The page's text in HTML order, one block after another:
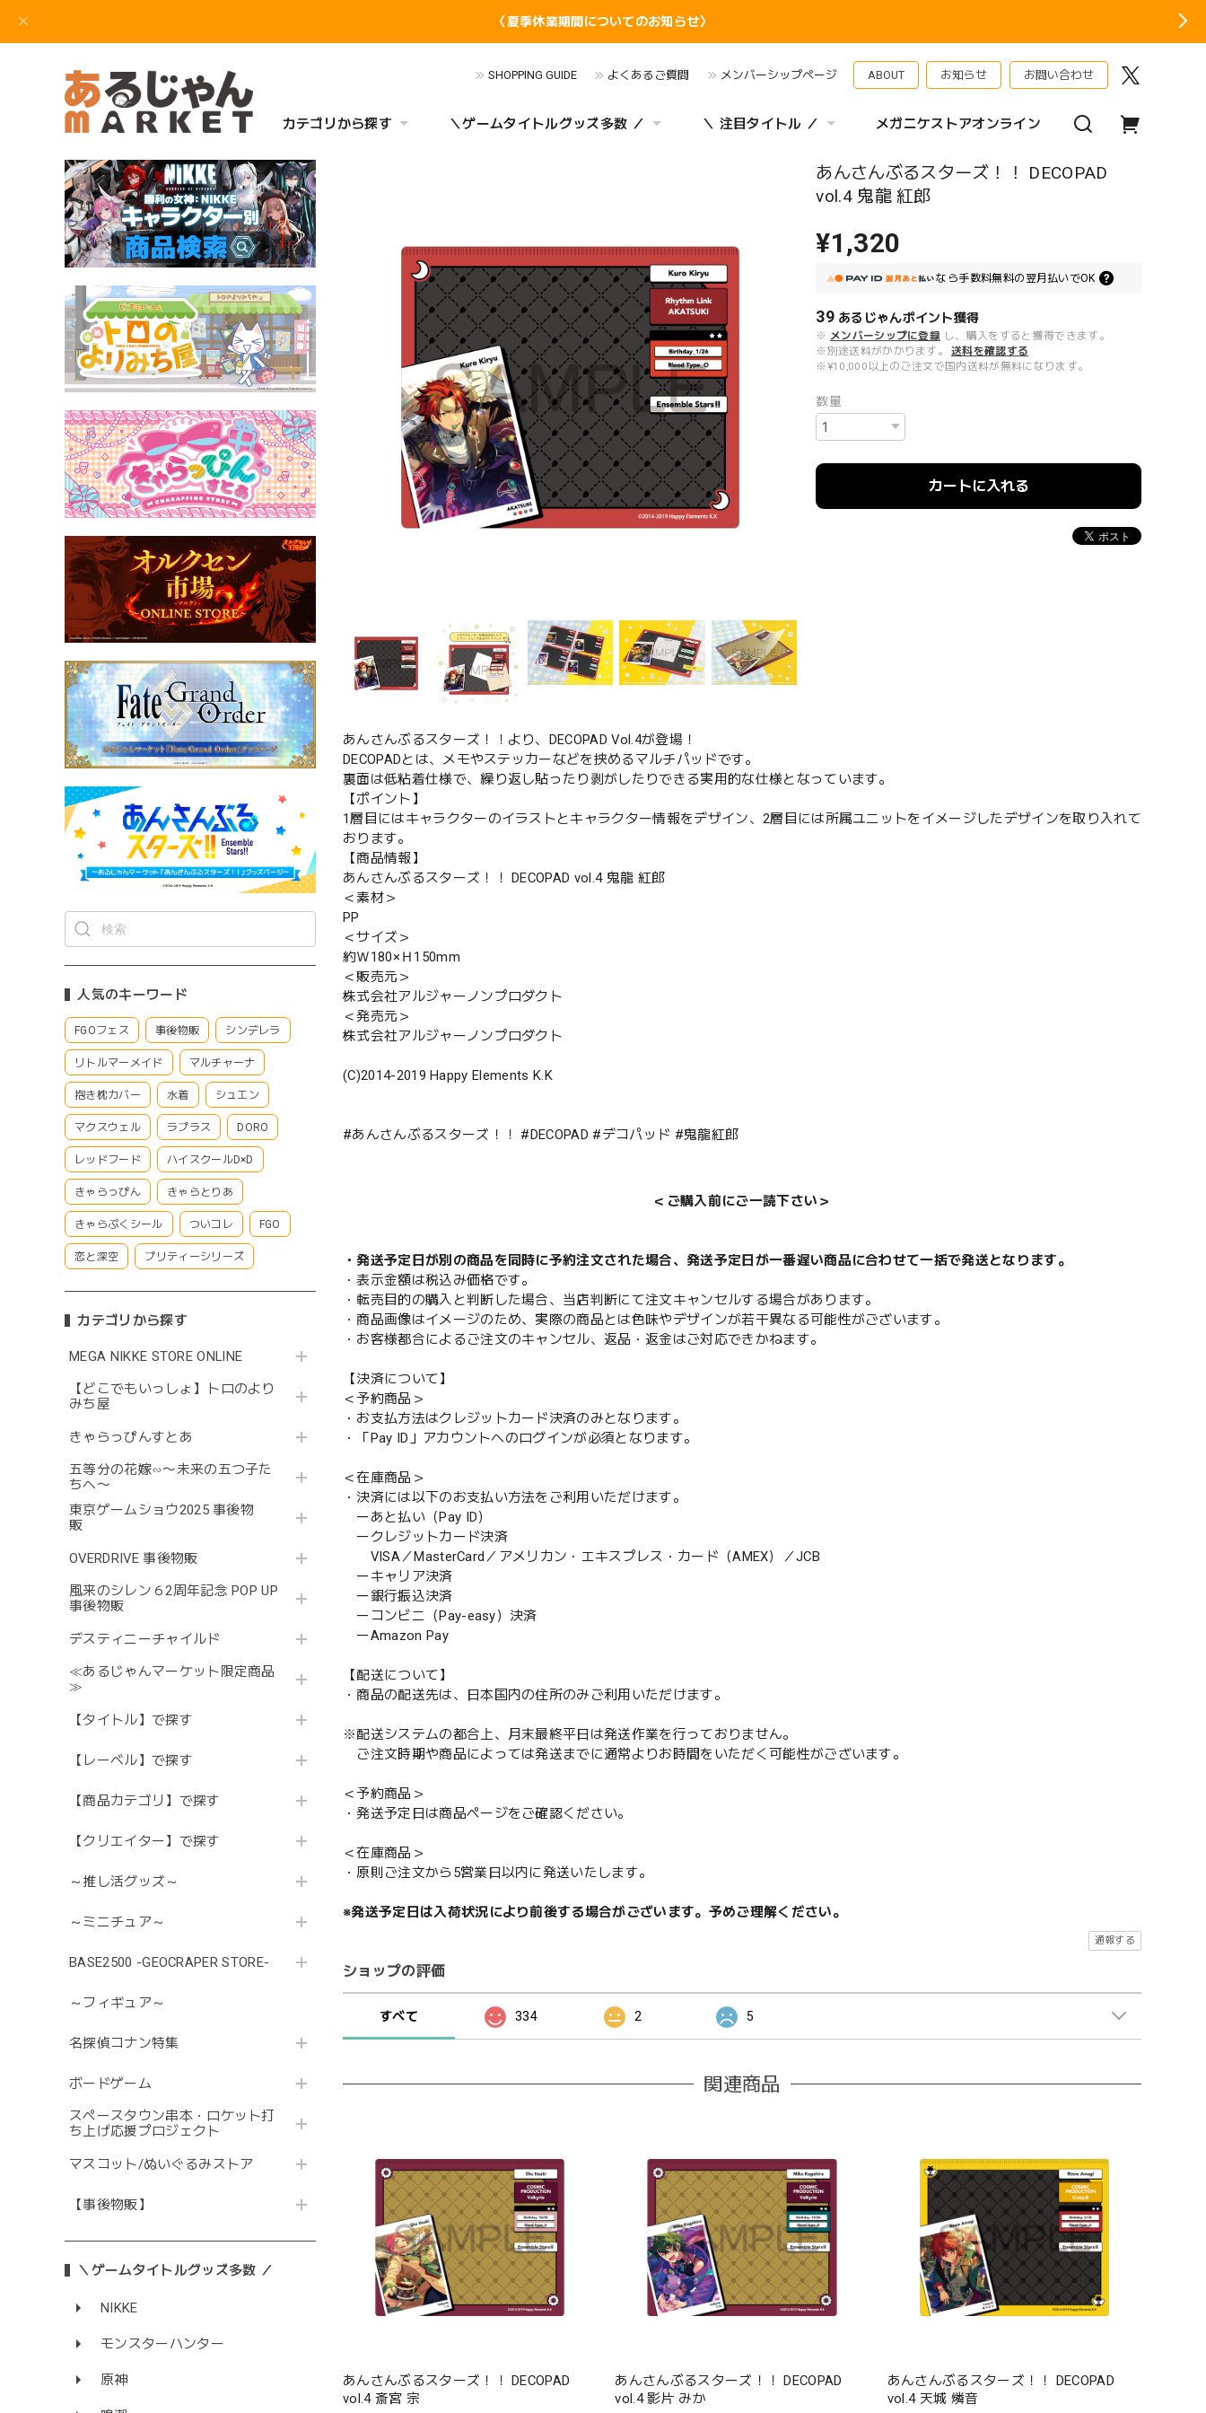
〈夏季休業期間についてのお知らせ〉
SHOPPING GUIDE よくあるご質問 メンバーシップページ ABOUT お知らせ お問い合わせ
カテゴリから探す ＼ゲームタイトルグッズ多数 ／ ＼ 注目タイトル ／ メガニケストアオンライン
人気のキーワード
FGOフェス 事後物販 シンデレラ
リトルマーメイド マルチャーナ
抱き枕カバー 水着 シュエン
マクスウェル ラプラス DORO
レッドフード ハイスクールD×D
きゃらっぴん きゃらとりあ
きゃらぷくシール ついコレ FGO
恋と深空 プリティーシリーズ
カテゴリから探す
MEGA NIKKE STORE ONLINE
【どこでもいっしょ】トロのより
みち屋
きゃらっぴんすとあ
五等分の花嫁∽〜未来の五つ子た
ちへ〜
東京ゲームショウ2025 事後物
販
OVERDRIVE 事後物販
風来のシレン６2周年記念 POP UP
事後物販
デスティニーチャイルド
≪あるじゃんマーケット限定商品
≫
【タイトル】で探す
【レーベル】で探す
【商品カテゴリ】で探す
【クリエイター】で探す
～推し活グッズ～
～ミニチュア～
BASE2500 -GEOCRAPER STORE-
～フィギュア～
名探偵コナン特集
ボードゲーム
スペースタウン串本・ロケット打
ち上げ応援プロジェクト
マスコット/ぬいぐるみストア
【事後物販】
＼ゲームタイトルグッズ多数 ／
NIKKE
モンスターハンター
原神
あんさんぶるスターズ！！ DECOPAD
vol.4 鬼龍 紅郎
¥1,320
なら手数料無料の 翌月払いでOK
39 あるじゃんポイント獲得
※ メンバーシップに登録 し、購入をすると獲得できます。
※別途送料がかかります。
送料を確認する
※¥10,000以上のご注文で国内送料が無料になります。
数量
カートに入れる
あんさんぶるスターズ！！より、DECOPAD Vol.4が登場！
DECOPADとは、メモやステッカーなどを挟めるマルチパッドです。
裏面は低粘着仕様で、繰り返し貼ったり剥がしたりできる実用的な仕様となっています。
【ポイント】
1層目にはキャラクターのイラストとキャラクター情報をデザイン、2層目には所属ユニットをイメージしたデザインを取り入れて
おります。
【商品情報】
あんさんぶるスターズ！！ DECOPAD vol.4 鬼龍 紅郎
＜素材＞
PP
＜サイズ＞
約Ｗ180×Ｈ150mm
＜販売元＞
株式会社アルジャーノンプロダクト
＜発売元＞
株式会社アルジャーノンプロダクト
(C)2014-2019 Happy Elements K.K
#あんさんぶるスターズ！！ #DECOPAD #デコパッド #鬼龍紅郎
＜ご購入前にご一読下さい＞
・発送予定日が別の商品を同時に予約注文された場合、発送予定日が一番遅い商品に合わせて一括で発送となります。
・表示金額は税込み価格です。
・転売目的の購入と判断した場合、当店判断にて注文キャンセルする場合があります。
・商品画像はイメージのため、実際の商品とは色味やデザインが若干異なる可能性がございます。
・お客様都合によるご注文のキャンセル、返品・返金はご対応できかねます。
【決済について】
＜予約商品＞
・お支払方法はクレジットカード決済のみとなります。
・「Pay ID」アカウントへのログインが必須となります。
＜在庫商品＞
・決済には以下のお支払い方法をご利用いただけます。
ーあと払い（Pay ID）
ークレジットカード決済
VISA／MasterCard／アメリカン・エキスプレス・カード（AMEX）／JCB
ーキャリア決済
ー銀行振込決済
ーコンビニ（Pay-easy）決済
ーAmazon Pay
【配送について】
・商品の配送先は、日本国内の住所のみご利用いただけます。
※配送システムの都合上、月末最終平日は発送作業を行っておりません。
ご注文時期や商品によっては発送までに通常よりお時間をいただく可能性がございます。
＜予約商品＞
・発送予定日は商品ページをご確認ください。
＜在庫商品＞
・原則ご注文から5営業日以内に発送いたします。
※発送予定日は入荷状況により前後する場合がございます。予めご理解ください。
通報する
ショップの評価
すべて 334 2 5
関連商品
あんさんぶるスターズ！！ DECOPAD
vol.4 斎宮 宗
あんさんぶるスターズ！！ DECOPAD
vol.4 影片 みか
あんさんぶるスターズ！！ DECOPAD
vol.4 天城 燐音